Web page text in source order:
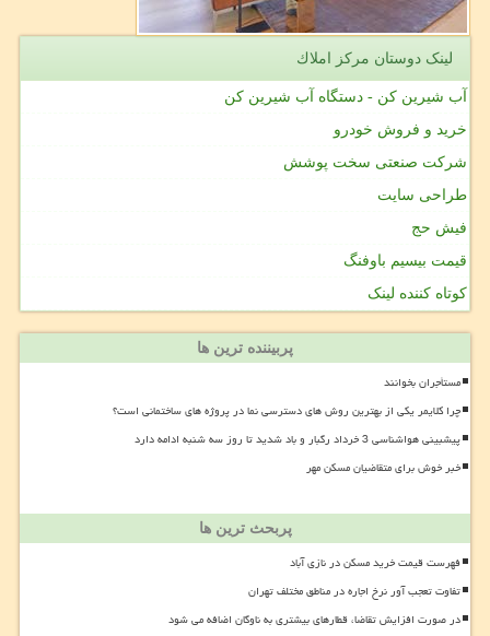
لینک دوستان مركز املاك
آب شیرین کن - دستگاه آب شیرین کن
خرید و فروش خودرو
شرکت صنعتی سخت پوشش
طراحی سایت
فیش حج
قیمت بیسیم باوفنگ
کوتاه کننده لینک
پربیننده ترین ها
مستأجران بخوانند
چرا کلایمر یکی از بهترین روش های دسترسی نما در پروژه های ساختمانی است؟
پیشبینی هواشناسی 3 خرداد رگبار و باد شدید تا روز سه شنبه ادامه دارد
خبر خوش برای متقاضیان مسکن مهر
پربحث ترین ها
فهرست قیمت خرید مسکن در نازی آباد
تفاوت تعجب آور نرخ اجاره در مناطق مختلف تهران
در صورت افزایش تقاضا، قطارهای بیشتری به ناوگان اضافه می شود